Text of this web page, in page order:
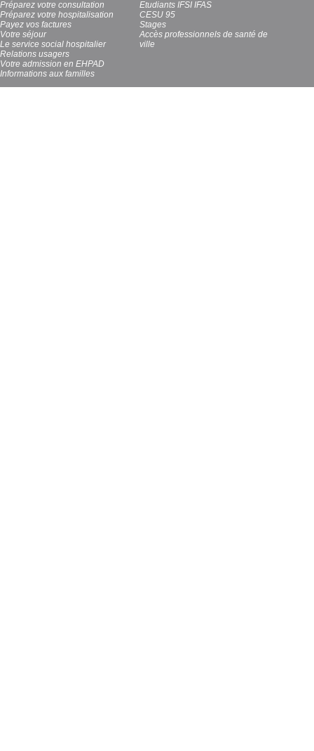
Préparez votre consultation
Préparez votre hospitalisation
Payez vos factures
Votre séjour
Le service social hospitalier
Relations usagers
Votre admission en EHPAD
Informations aux familles
Etudiants IFSI IFAS
CESU 95
Stages
Accès professionnels de santé de
ville